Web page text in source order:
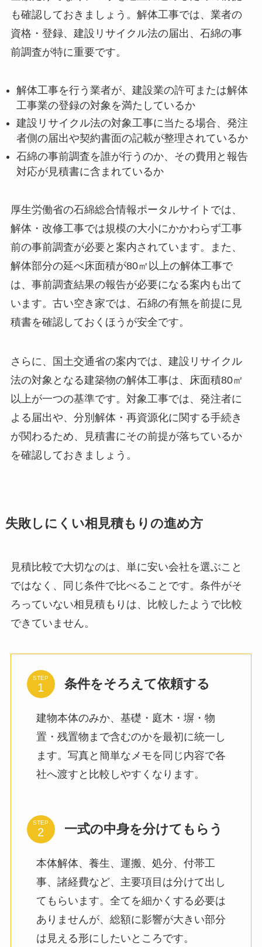
も確認しておきましょう。解体工事では、業者の
資格・登録、建設リサイクル法の届出、石綿の事
前調査が特に重要です。
解体工事を行う業者が、建設業の許可または解体
工事業の登録の対象を満たしているか
建設リサイクル法の対象工事に当たる場合、発注
者側の届出や契約書面の記載が整理されているか
石綿の事前調査を誰が行うのか、その費用と報告
対応が見積書に含まれているか
厚生労働省の石綿総合情報ポータルサイトでは、
解体・改修工事では規模の大小にかかわらず工事
前の事前調査が必要と案内されています。また、
解体部分の延べ床面積が80㎡以上の解体工事で
は、事前調査結果の報告が必要になる案内も出て
います。古い空き家では、石綿の有無を前提に見
積書を確認しておくほうが安全です。
さらに、国土交通省の案内では、建設リサイクル
法の対象となる建築物の解体工事は、床面積80㎡
以上が一つの基準です。対象工事では、発注者に
よる届出や、分別解体・再資源化に関する手続き
が関わるため、見積書にその前提が落ちているか
を確認しておきましょう。
失敗しにくい相見積もりの進め方
見積比較で大切なのは、単に安い会社を選ぶこと
ではなく、同じ条件で比べることです。条件がそ
ろっていない相見積もりは、比較したようで比較
できていません。
STEP 条件をそろえて依頼する
建物本体のみか、基礎・庭木・塀・物
置・残置物まで含むのかを最初に統一し
ます。写真と簡単なメモを同じ内容で各
社へ渡すと比較しやすくなります。
STEP 一式の中身を分けてもらう
本体解体、養生、運搬、処分、付帯工
事、諸経費など、主要項目は分けて出し
てもらいます。全てを細かくする必要は
ありませんが、総額に影響が大きい部分
は見える形にしたいところです。